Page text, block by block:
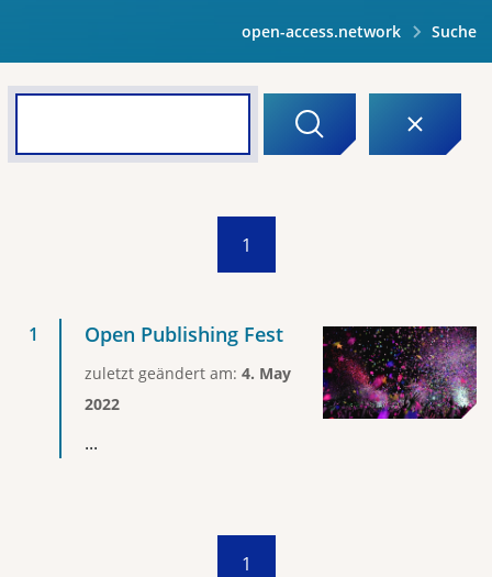
open-access.network Suche
1
Open Publishing Fest
zuletzt geändert am: 4. May
2022
...
1